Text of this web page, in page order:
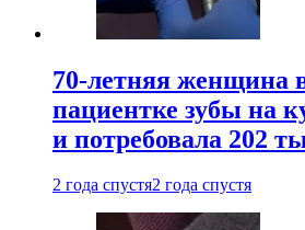
70-летняя женщина
пациентке зубы на
и потребовала 202
2 года спустя2 года спустя